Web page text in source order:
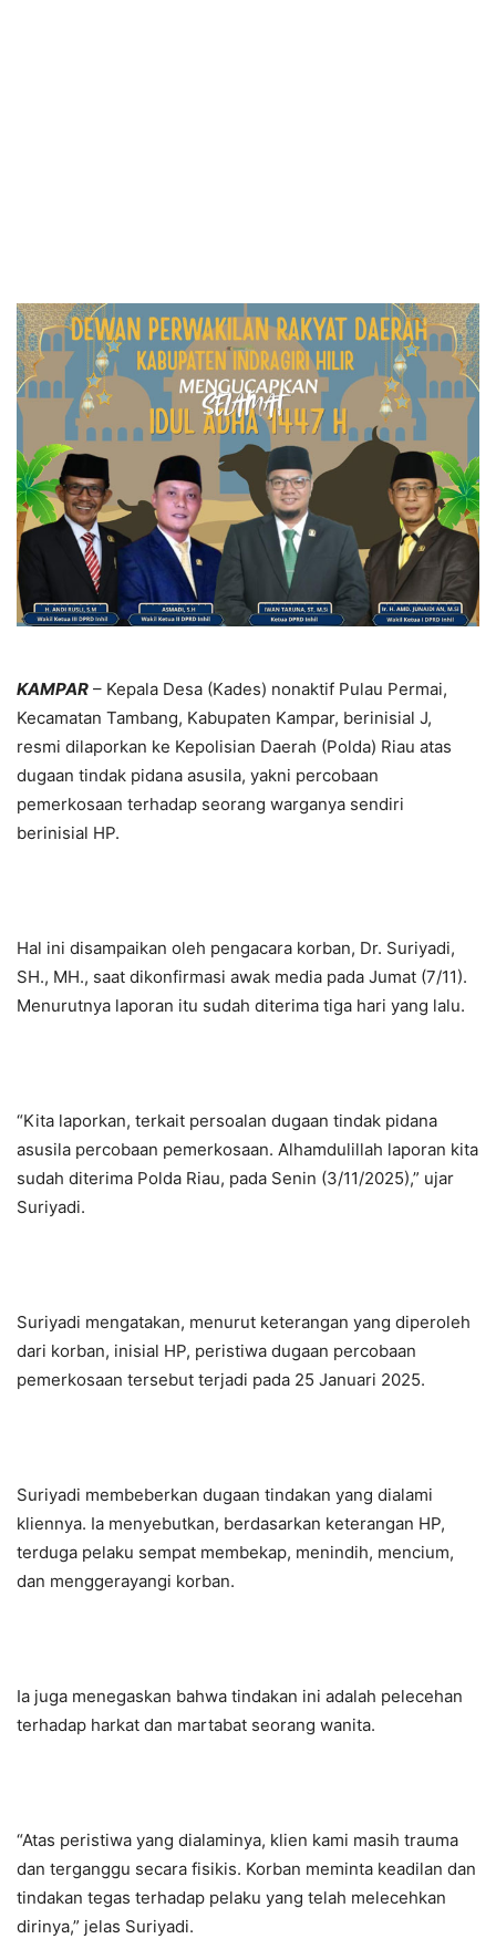
KAMPAR – Kepala Desa (Kades) nonaktif Pulau Permai,
Kecamatan Tambang, Kabupaten Kampar, berinisial J,
resmi dilaporkan ke Kepolisian Daerah (Polda) Riau atas
dugaan tindak pidana asusila, yakni percobaan
pemerkosaan terhadap seorang warganya sendiri
berinisial HP.
Hal ini disampaikan oleh pengacara korban, Dr. Suriyadi,
SH., MH., saat dikonfirmasi awak media pada Jumat (7/11).
Menurutnya laporan itu sudah diterima tiga hari yang lalu.
“Kita laporkan, terkait persoalan dugaan tindak pidana
asusila percobaan pemerkosaan. Alhamdulillah laporan kita
sudah diterima Polda Riau, pada Senin (3/11/2025),” ujar
Suriyadi.
Suriyadi mengatakan, menurut keterangan yang diperoleh
dari korban, inisial HP, peristiwa dugaan percobaan
pemerkosaan tersebut terjadi pada 25 Januari 2025.
Suriyadi membeberkan dugaan tindakan yang dialami
kliennya. Ia menyebutkan, berdasarkan keterangan HP,
terduga pelaku sempat membekap, menindih, mencium,
dan menggerayangi korban.
Ia juga menegaskan bahwa tindakan ini adalah pelecehan
terhadap harkat dan martabat seorang wanita.
“Atas peristiwa yang dialaminya, klien kami masih trauma
dan terganggu secara fisikis. Korban meminta keadilan dan
tindakan tegas terhadap pelaku yang telah melecehkan
dirinya,” jelas Suriyadi.